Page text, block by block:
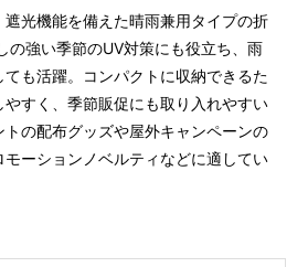
光機能を備えた晴雨兼用タイプの折
の強い季節のUV対策にも役立ち、雨
も活躍。コンパクトに収納できるた
すく、季節販促にも取り入れやすい
の配布グッズや屋外キャンペーンの
ーションノベルティなどに適してい